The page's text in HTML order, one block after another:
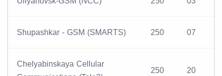
Shupashkar - GSM (SMARTS) 250 07
Chelyabinskaya Cellular
250 20